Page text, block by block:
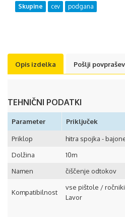
Skupine cev podgana
Opis izdelka Pošlji
TEHNIČNI PODATKI
Parameter Priključek
Priklop
hitra spojka -
Dolžina
10m
Namen
čiščenje odtokov
Kompatibilnost
vse pištole /
Lavor